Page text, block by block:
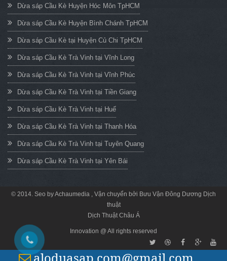
Dừa sáp Cầu Kè Huyện Hóc Môn TpHCM
Dừa sáp Cầu Kè Huyện Bình Chánh TpHCM
Dừa sáp Cầu Kè tại Huyện Củ Chi TpHCM
Dừa sáp Cầu Kè Trà Vinh tại Vĩnh Long
Dừa sáp Cầu Kè Trà Vinh tại Vĩnh Phúc
Dừa sáp Cầu Kè Trà Vinh tại Tiền Giang
Dừa sáp Cầu Kè Trà Vinh tại Huế
Dừa sáp Cầu Kè Trà Vinh tại Thanh Hóa
Dừa sáp Cầu Kè Trà Vinh tại Tuyên Quang
Dừa sáp Cầu Kè Trà Vinh tại Yên Bái
© 2014. Seo byAchaumedia , Vận chuyển bởi Bưu Vận Đông Dương Dịch
thuật
Dịch Thuật Châu Á
Innovation @ All rights reserved